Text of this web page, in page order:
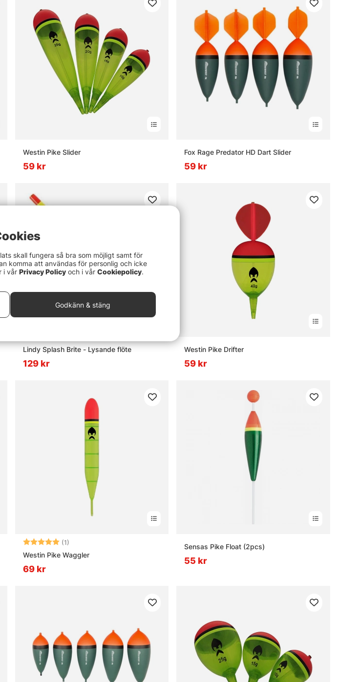
Westin Pike Slider
59 kr
Fox Rage Predator HD Dart Slider
59 kr
Lindy Splash Brite - Lysande flöte
129 kr
Westin Pike Drifter
59 kr
Betyg: (1)
Westin Pike Waggler
69 kr
Sensas Pike Float (2pcs)
55 kr
skall fungera så bra som möjligt samt för
komma att användas för personlig och icke
i vår Privacy Policy och i vår Cookiepolicy.
Godkänn & stäng